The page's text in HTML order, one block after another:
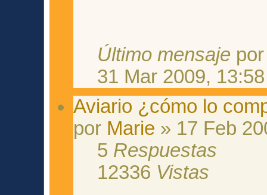
Último mensaje
31 Mar 2009, 13:58
Aviario ¿cómo lo
por Marie » 17 Feb
5 Respuestas
12336 Vistas